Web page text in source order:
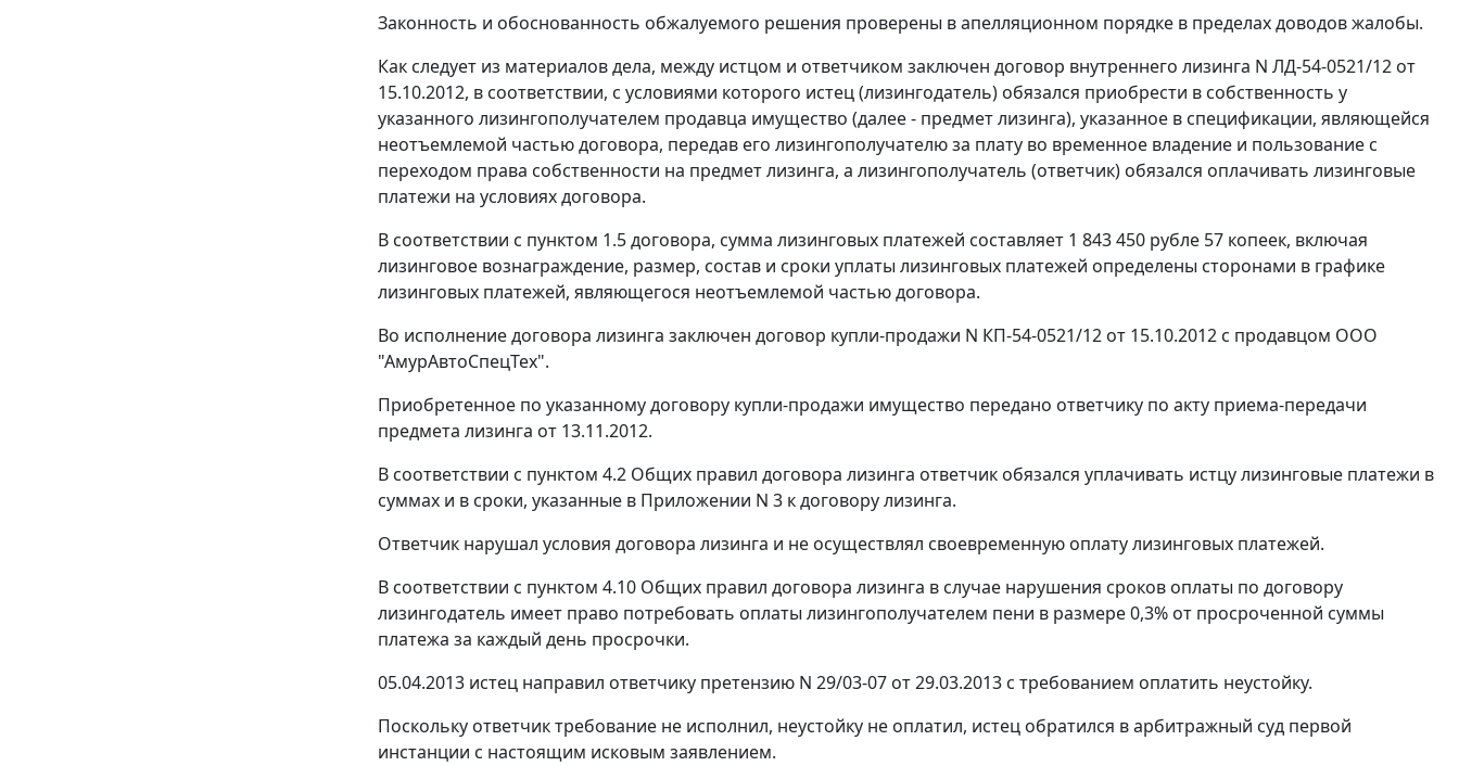
Законность и обоснованность обжалуемого решения проверены в апелляционном порядке в пределах доводов жалобы.
Как следует из материалов дела, между истцом и ответчиком заключен договор внутреннего лизинга N ЛД-54-0521/12 от
15.10.2012, в соответствии, с условиями которого истец (лизингодатель) обязался приобрести в собственность у
указанного лизингополучателем продавца имущество (далее - предмет лизинга), указанное в спецификации, являющейся
неотъемлемой частью договора, передав его лизингополучателю за плату во временное владение и пользование с
переходом права собственности на предмет лизинга, а лизингополучатель (ответчик) обязался оплачивать лизинговые
платежи на условиях договора.
В соответствии с пунктом 1.5 договора, сумма лизинговых платежей составляет 1 843 450 рубле 57 копеек, включая
лизинговое вознаграждение, размер, состав и сроки уплаты лизинговых платежей определены сторонами в графике
лизинговых платежей, являющегося неотъемлемой частью договора.
Во исполнение договора лизинга заключен договор купли-продажи N КП-54-0521/12 от 15.10.2012 с продавцом ООО
"АмурАвтоСпецТех".
Приобретенное по указанному договору купли-продажи имущество передано ответчику по акту приема-передачи
предмета лизинга от 13.11.2012.
В соответствии с пунктом 4.2 Общих правил договора лизинга ответчик обязался уплачивать истцу лизинговые платежи в
суммах и в сроки, указанные в Приложении N 3 к договору лизинга.
Ответчик нарушал условия договора лизинга и не осуществлял своевременную оплату лизинговых платежей.
В соответствии с пунктом 4.10 Общих правил договора лизинга в случае нарушения сроков оплаты по договору
лизингодатель имеет право потребовать оплаты лизингополучателем пени в размере 0,3% от просроченной суммы
платежа за каждый день просрочки.
05.04.2013 истец направил ответчику претензию N 29/03-07 от 29.03.2013 с требованием оплатить неустойку.
Поскольку ответчик требование не исполнил, неустойку не оплатил, истец обратился в арбитражный суд первой
инстанции с настоящим исковым заявлением.